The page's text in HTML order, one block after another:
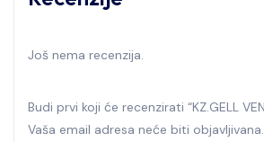
Još nema recenzija.
Budi prvi koji će recenzirati “KZ.GELL
Vaša email adresa neće biti objavljivana.